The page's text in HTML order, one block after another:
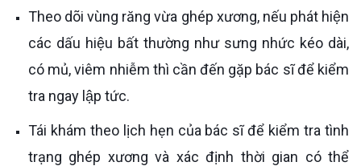
Theo dõi vùng răng vừa ghép xương, nếu phát hiện
các dấu hiệu bất thường như sưng nhức kéo dài,
có mủ, viêm nhiễm thì cần đến gặp bác sĩ để kiểm
tra ngay lập tức.
Tái khám theo lịch hẹn của bác sĩ để kiểm tra tình
trạng ghép xương và xác định thời gian có thể